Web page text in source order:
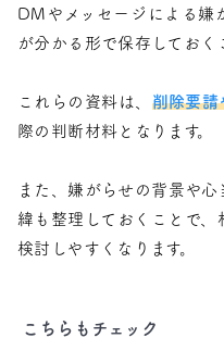
DMやメッセージによる嫌
が分かる形で保存しておく
これらの資料は、 削除要請
際の判断材料となります。
また、嫌がらせの背景や
緯も整理しておくことで
検討しやすくなります。
こちらもチェック